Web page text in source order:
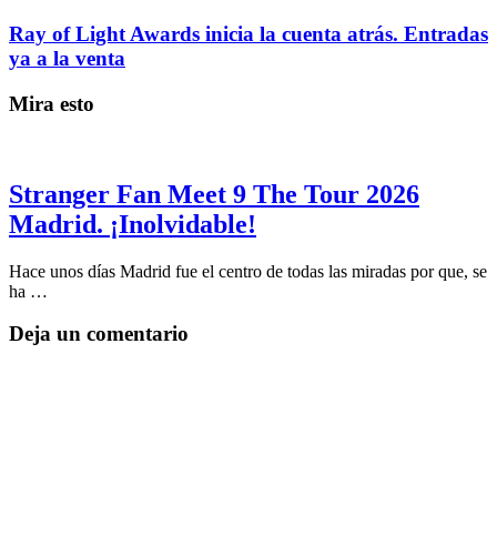
Ray of Light Awards inicia la cuenta atrás. Entradas
ya a la venta
Mira esto
Stranger Fan Meet 9 The Tour 2026
Madrid. ¡Inolvidable!
Hace unos días Madrid fue el centro de todas las miradas por que, se
ha …
Deja un comentario